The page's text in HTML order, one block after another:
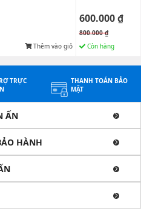
Thêm vào giỏ
600.000 ₫
800.000 ₫
Còn hàng
TRỰC
THANH TOÁN BẢO
MẬT
ẤN
HÀNH